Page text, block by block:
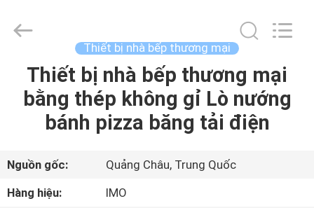
TRANG
CHỦ
SẢN
PHẨM
Guangzhou
IMO
Reserved.
Thiết bị nhà bếp thương mại
Thiết bị nhà bếp thương mại
bằng thép không gỉ Lò nướng
bánh pizza băng tải điện
Nguồn gốc:
Quảng Châu, Trung Quốc
Hàng hiệu:
IMO